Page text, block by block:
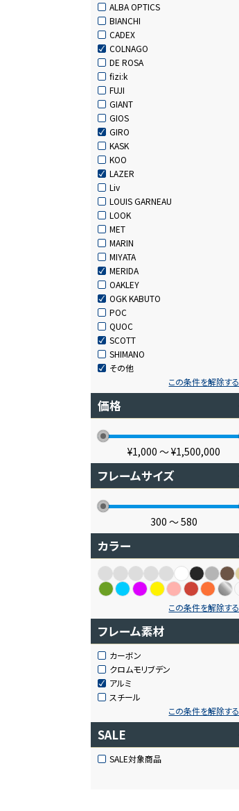
ALBA OPTICS
BIANCHI
CADEX
COLNAGO
DE ROSA
fizi:k
FUJI
GIANT
GIOS
GIRO
KASK
KOO
LAZER
Liv
LOUIS GARNEAU
LOOK
MET
MARIN
MIYATA
MERIDA
OAKLEY
OGK KABUTO
POC
QUOC
SCOTT
SHIMANO
その他
この条件を解除する
価格
¥1,000 〜¥1,500,000
フレームサイズ
300 〜580
カラー
この条件を解除する
フレーム素材
カーボン
クロムモリブデン
アルミ
スチール
この条件を解除する
SALE
SALE対象商品